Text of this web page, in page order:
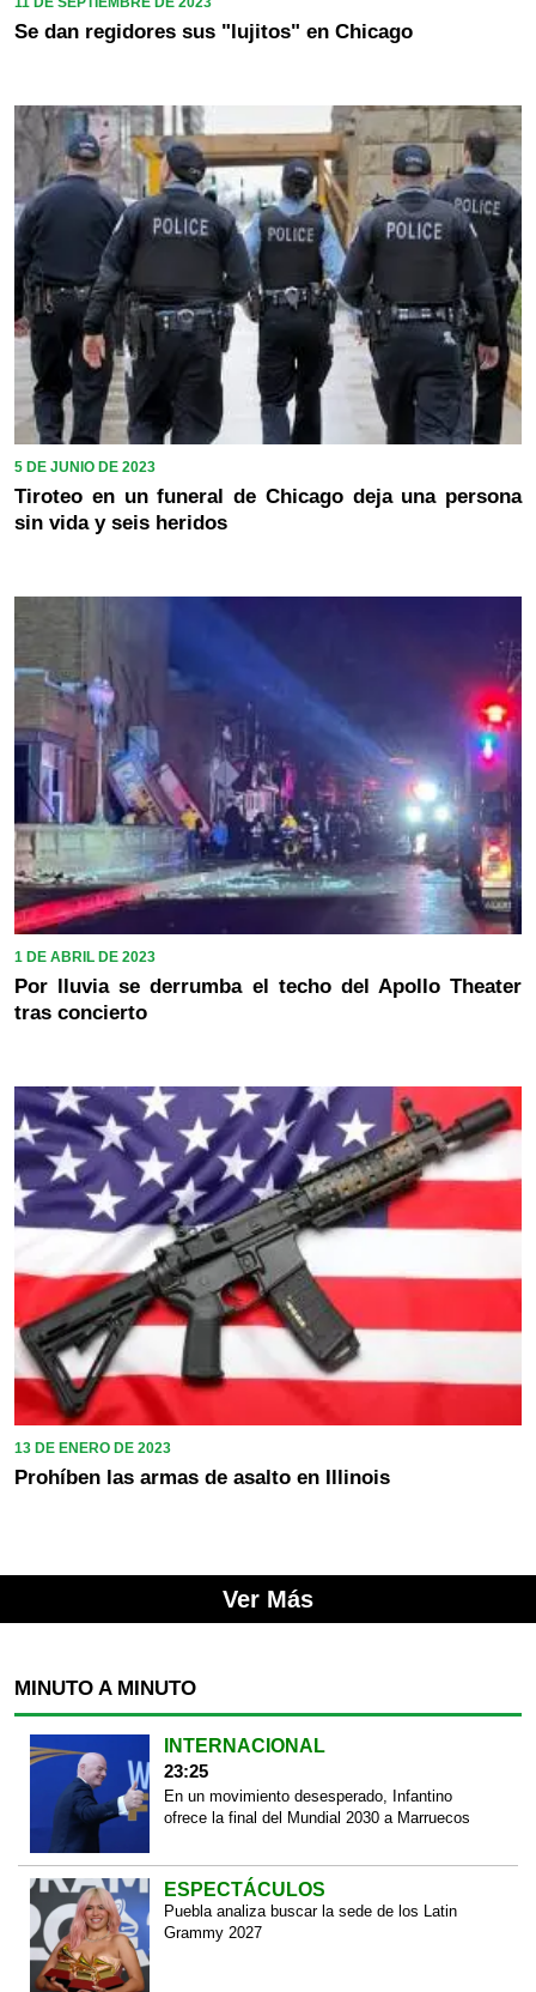
Se dan regidores sus "lujitos" en Chicago
5 DE JUNIO DE 2023
Tiroteo en un funeral de Chicago deja una persona
sin vida y seis heridos
1 DE ABRIL DE 2023
Por lluvia se derrumba el techo del Apollo Theater
tras concierto
13 DE ENERO DE 2023
Prohíben las armas de asalto en Illinois
Ver Más
MINUTO A MINUTO
INTERNACIONAL
23:25
En un movimiento desesperado, Infantino
ofrece la final del Mundial 2030 a Marruecos
ESPECTÁCULOS
Puebla analiza buscar la sede de los Latin
Grammy 2027